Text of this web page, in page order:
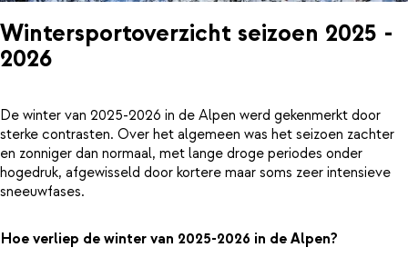
Wintersportoverzicht seizoen 2025 -
2026
De winter van 2025-2026 in de Alpen werd gekenmerkt door
sterke contrasten. Over het algemeen was het seizoen zachter
en zonniger dan normaal, met lange droge periodes onder
hogedruk, afgewisseld door kortere maar soms zeer intensieve
sneeuwfases.
Hoe verliep de winter van 2025-2026 in de Alpen?